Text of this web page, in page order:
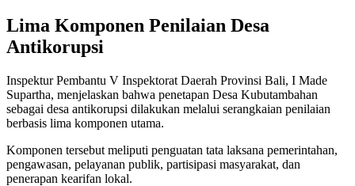
Lima Komponen Penilaian Desa
Antikorupsi
Inspektur Pembantu V Inspektorat Daerah Provinsi Bali, I Made
Supartha, menjelaskan bahwa penetapan Desa Kubutambahan
sebagai desa antikorupsi dilakukan melalui serangkaian penilaian
berbasis lima komponen utama.
Komponen tersebut meliputi penguatan tata laksana pemerintahan,
pengawasan, pelayanan publik, partisipasi masyarakat, dan
penerapan kearifan lokal.